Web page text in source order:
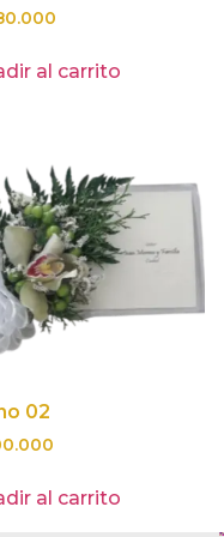
al carrito
02
al carrito